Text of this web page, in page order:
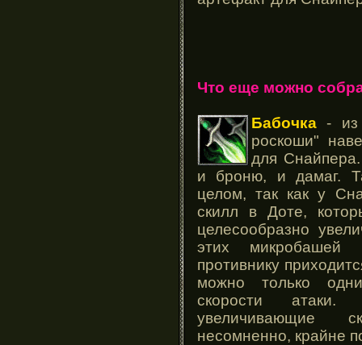
Что еще можно
Бабочка - из
роскоши"
для Снайпера.
и броню, и дамаг.
целом, так как у
скилл в Доте,
целесообразно
этих микробашей
противнику
можно только
скорости
увеличивающие
несомненно, крайне